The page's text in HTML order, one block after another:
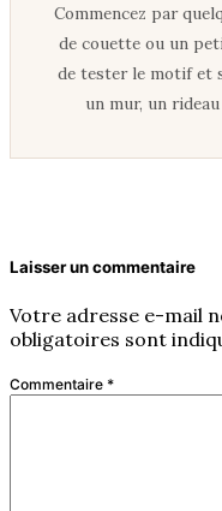
Commencez par
de couette ou un
de tester le motif et
un mur, un
Laisser un commentaire
Votre adresse e-mail
obligatoires sont
Commentaire *